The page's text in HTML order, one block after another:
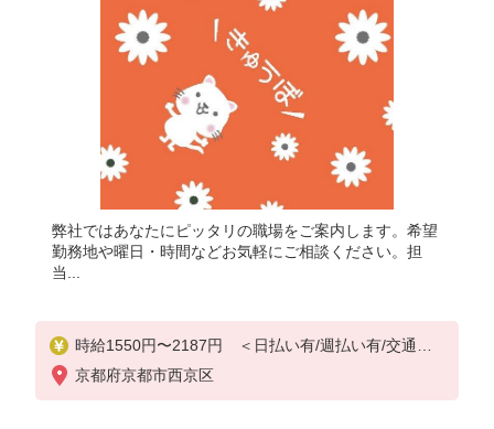
弊社ではあなたにピッタリの職場をご案内します。希望
勤務地や曜日・時間などお気軽にご相談ください。担
当...
時給1550円〜2187円 ＜日払い有/週払い有/交通費
全支給(ガソリン代含む)＞
京都府京都市西京区